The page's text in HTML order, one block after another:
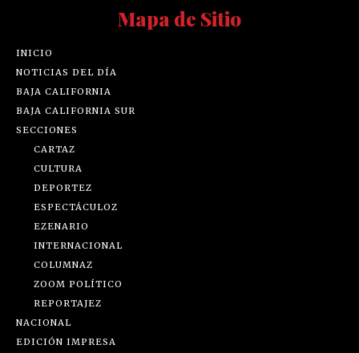
Mapa de Sitio
INICIO
NOTICIAS DEL DÍA
BAJA CALIFORNIA
BAJA CALIFORNIA SUR
SECCIONES
CARTAZ
CULTURA
DEPORTEZ
ESPECTÁCULOZ
EZENARIO
INTERNACIONAL
COLUMNAZ
ZOOM POLÍTICO
REPORTAJEZ
NACIONAL
EDICIÓN IMPRESA